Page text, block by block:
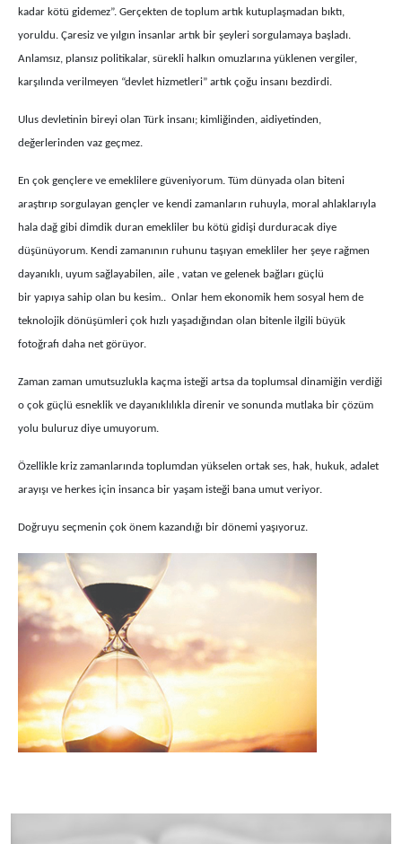
kadar kötü gidemez”. Gerçekten de toplum artık kutuplaşmadan bıktı,
yoruldu. Çaresiz ve yılgın insanlar artık bir şeyleri sorgulamaya başladı.
Anlamsız, plansız politikalar, sürekli halkın omuzlarına yüklenen vergiler,
karşılında verilmeyen “devlet hizmetleri” artık çoğu insanı bezdirdi.
Ulus devletinin bireyi olan Türk insanı; kimliğinden, aidiyetinden,
değerlerinden vaz geçmez.
En çok gençlere ve emeklilere güveniyorum. Tüm dünyada olan biteni
araştırıp sorgulayan gençler ve kendi zamanların ruhuyla, moral ahlaklarıyla
hala dağ gibi dimdik duran emekliler bu kötü gidişi durduracak diye
düşünüyorum. Kendi zamanının ruhunu taşıyan emekliler her şeye rağmen
dayanıklı, uyum sağlayabilen, aile , vatan ve gelenek bağları güçlü
bir yapıya sahip olan bu kesim.. Onlar hem ekonomik hem sosyal hem de
teknolojik dönüşümleri çok hızlı yaşadığından olan bitenle ilgili büyük
fotoğrafı daha net görüyor.
Zaman zaman umutsuzlukla kaçma isteği artsa da toplumsal dinamiğin verdiği
o çok güçlü esneklik ve dayanıklılıkla direnir ve sonunda mutlaka bir çözüm
yolu buluruz diye umuyorum.
Özellikle kriz zamanlarında toplumdan yükselen ortak ses, hak, hukuk, adalet
arayışı ve herkes için insanca bir yaşam isteği bana umut veriyor.
Doğruyu seçmenin çok önem kazandığı bir dönemi yaşıyoruz.